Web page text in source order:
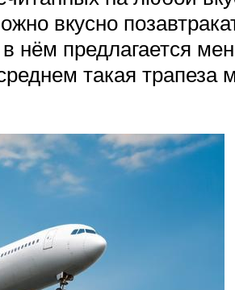
вкусно
нём предлагается
такая трапеза